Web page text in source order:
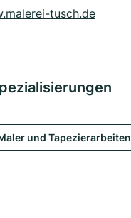
tusch.de
und Tapezierarbeiten